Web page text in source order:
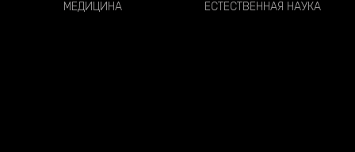
МЕДИЦИНА ЕСТЕСТВЕННАЯ НАУКА